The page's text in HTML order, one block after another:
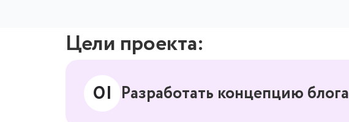
Цели проекта:
01 Разработать концепцию блога